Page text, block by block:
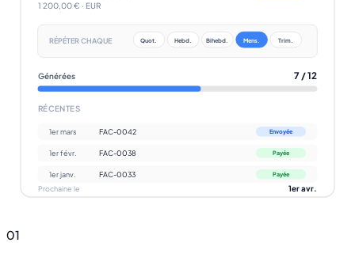
1 200,00 € · EUR
RÉPÉTER CHAQUE Quot. Hebd. Bihebd. Mens. Trim.
Générées 7 / 12
RÉCENTES
1er mars FAC-0042 Envoyée
1er févr. FAC-0038 Payée
1er janv. FAC-0033 Payée
Prochaine le 1er avr.
01